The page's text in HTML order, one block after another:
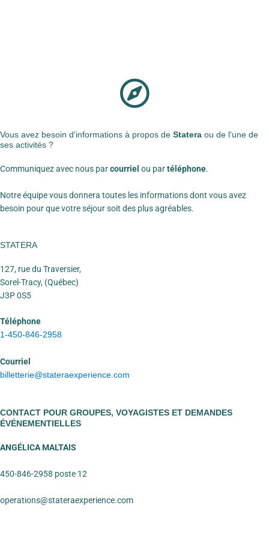
Vous avez besoin d'informations à propos de Statera ou de l'une de
ses activités ?
Communiquez avec nous parcourriel ou partéléphone.
Notre équipe vous donnera toutes les informations dont vous avez
besoin pour que votre séjour soit des plus agréables.
STATERA
127, rue du Traversier,
Sorel-Tracy, (Québec)
J3P 0S5
Téléphone
1-450-846-2958
Courriel
billetterie@stateraexperience.com
CONTACT POUR GROUPES, VOYAGISTES ET DEMANDES
ÉVÉNEMENTIELLES
ANGÉLICA MALTAIS
450-846-2958 poste 12
operations@stateraexperience.com